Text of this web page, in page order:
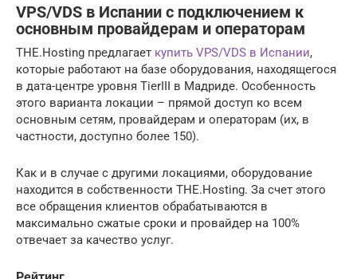
VPS/VDS в Испании с подключением к
основным провайдерам и операторам
THE.Hosting предлагает купить VPS/VDS в Испании,
которые работают на базе оборудования, находящегося
в дата-центре уровня TierIII в Мадриде. Особенность
этого варианта локации – прямой доступ ко всем
основным сетям, провайдерам и операторам (их, в
частности, доступно более 150).
Как и в случае с другими локациями, оборудование
находится в собственности THE.Hosting. За счет этого
все обращения клиентов обрабатываются в
максимально сжатые сроки и провайдер на 100%
отвечает за качество услуг.